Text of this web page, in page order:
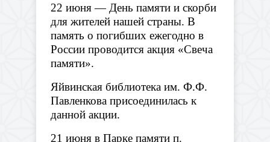
22 июня — День памяти и скорби
для жителей нашей страны. В
память о погибших ежегодно в
России проводится акция «Свеча
памяти».
Яйвинская библиотека им. Ф.Ф.
Павленкова присоединилась к
данной акции.
21 июня в Парке памяти п.